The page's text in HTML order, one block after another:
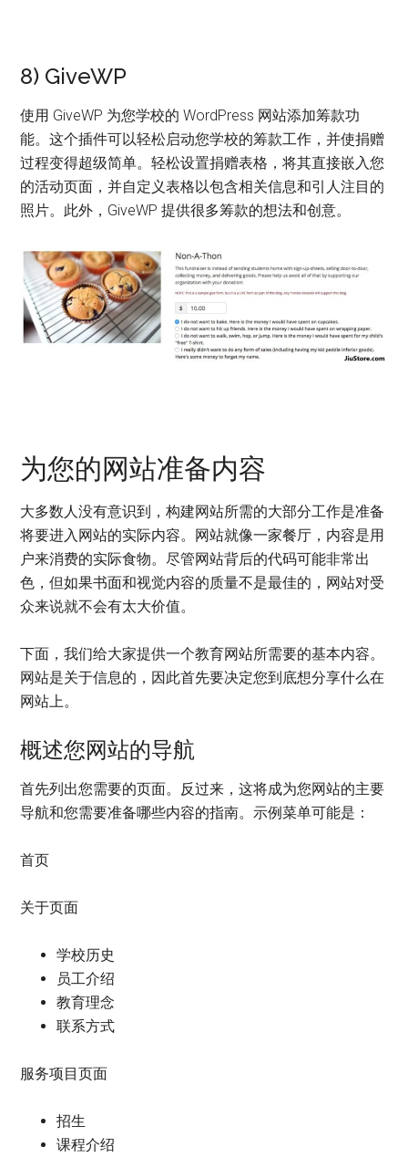
8) GiveWP
使用 GiveWP 为您学校的 WordPress 网站添加筹款功
能。这个插件可以轻松启动您学校的筹款工作，并使捐赠
过程变得超级简单。轻松设置捐赠表格，将其直接嵌入您
的活动页面，并自定义表格以包含相关信息和引人注目的
照片。此外，GiveWP 提供很多筹款的想法和创意。
为您的网站准备内容
大多数人没有意识到，构建网站所需的大部分工作是准备
将要进入网站的实际内容。网站就像一家餐厅，内容是用
户来消费的实际食物。尽管网站背后的代码可能非常出
色，但如果书面和视觉内容的质量不是最佳的，网站对受
众来说就不会有太大价值。
下面，我们给大家提供一个教育网站所需要的基本内容。
网站是关于信息的，因此首先要决定您到底想分享什么在
网站上。
概述您网站的导航
首先列出您需要的页面。反过来，这将成为您网站的主要
导航和您需要准备哪些内容的指南。示例菜单可能是：
首页
关于页面
学校历史
员工介绍
教育理念
联系方式
服务项目页面
招生
课程介绍